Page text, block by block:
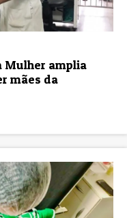
Mulher amplia
mães da